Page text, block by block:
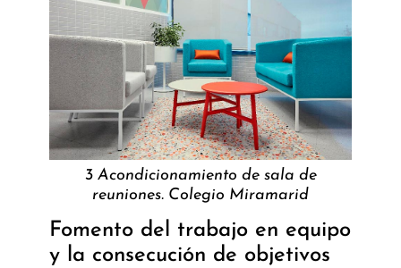
3 Acondicionamiento de sala de
reuniones. Colegio Miramarid
Fomento del trabajo en equipo
y la consecución de objetivos